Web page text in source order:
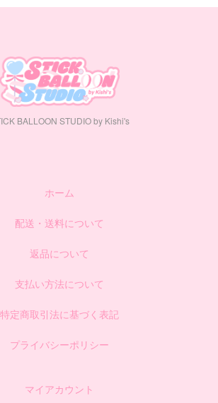
BALLOON STUDIO by Kishi's
ホーム
配送・送料について
返品について
支払い方法について
特定商取引法に基づく表記
プライバシーポリシー
マイアカウント